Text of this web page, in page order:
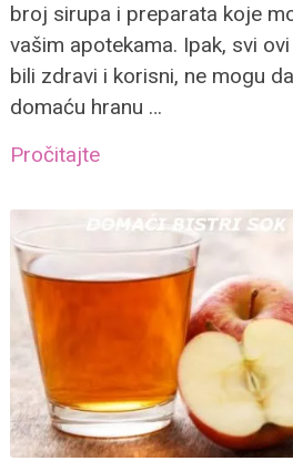
broj sirupa i preparata koje
vašim apotekama. Ipak, svi
bili zdravi i korisni, ne mogu
domaću hranu …
Pročitajte